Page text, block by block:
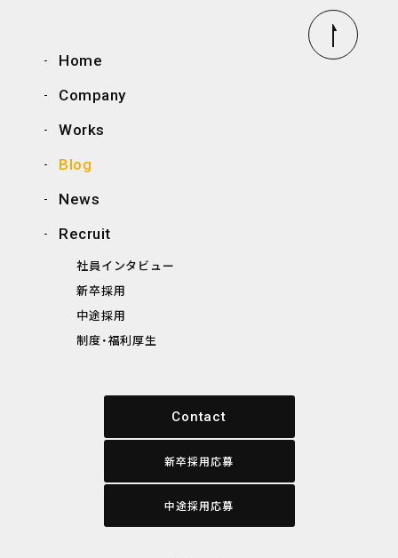
Home
Company
Works
Blog
News
Recruit
社員インタビュー
新卒採用
中途採用
制度・福利厚生
Contact
新卒採用応募
中途採用応募